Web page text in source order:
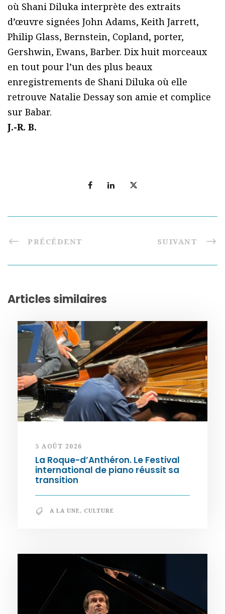
où Shani Diluka interprète des extraits
d’œuvre signées John Adams, Keith Jarrett,
Philip Glass, Bernstein, Copland, porter,
Gershwin, Ewans, Barber. Dix huit morceaux
en tout pour l’un des plus beaux
enregistrements de Shani Diluka où elle
retrouve Natalie Dessay son amie et complice
sur Babar.
J.-R. B.
PRÉCÉDENT SUIVANT
Articles similaires
5 AOÛT 2026
La Roque-d’Anthéron. Le Festival
international de piano réussit sa
transition
A LA UNE, CULTURE